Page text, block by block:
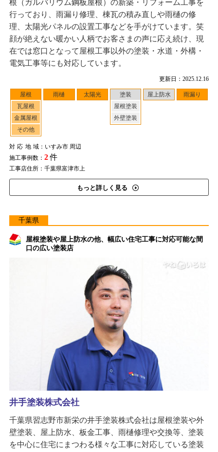
更新日：2025.12.16
屋根
瓦屋根
金属屋根
その他
雨樋 太陽光
塗装
屋根塗装
外壁塗装
屋上防水 雨漏り
対応地域：いすみ市 周辺
施工事例数： 2件
工事店住所：千葉県富津市上
もっと詳しく見る
根（ガルバリウム鋼板屋根）の新築・リフォーム工事を
行っており、雨漏り修理、棟瓦の積み直しや雨樋の修
理、太陽光パネルの設置工事などを手がけています。笑
顔が絶えない暖かい人柄でお客さまの声に応え続け、現
在では窓口となって屋根工事以外の塗装・水道・外構・
電気工事等にも対応しています。
千葉県
屋根塗装や屋上防水の他、幅広い住宅工事に対応可能な間
口の広い塗装店
井手塗装株式会社
千葉県習志野市新栄の井手塗装株式会社は屋根塗装や外
壁塗装、屋上防水、板金工事、雨樋修理や交換等、塗装
を中心に住宅にまつわる様々な工事に対応している塗装